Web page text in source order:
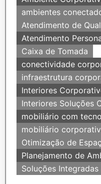
ambientes
Atendimento de
Atendimento
Caixa de Tomada
conectividade
infraestrutura
Interiores
Interiores Soluções
mobiliário com
mobiliário
Otimização de
Planejamento de
Soluções Integradas